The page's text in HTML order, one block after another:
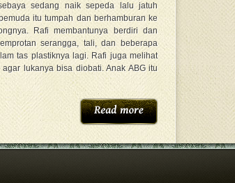
sedang naik sepeda lalu jatuh
itu tumpah dan berhamburan ke
Rafi membantunya berdiri dan
serangga, tali, dan beberapa
tas plastiknya lagi. Rafi juga melihat
lukanya bisa diobati. Anak ABG itu